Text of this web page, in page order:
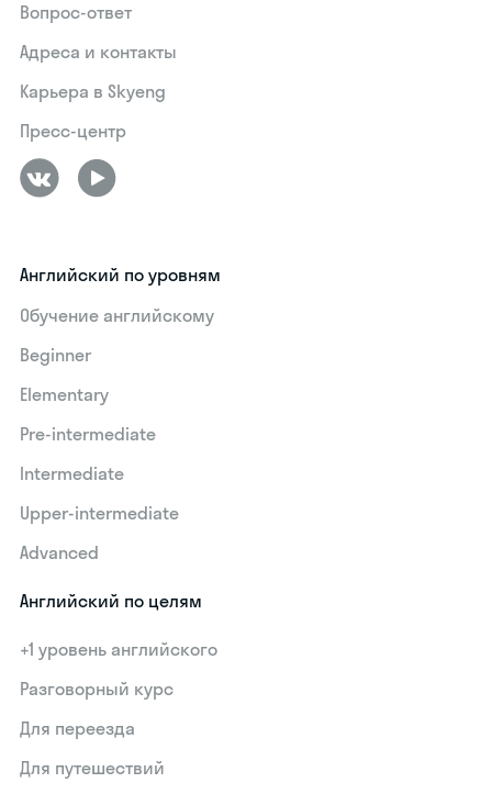
Вопрос-ответ
Адреса и контакты
Карьера в Skyeng
Пресс-центр
Английский по уровням
Обучение английскому
Beginner
Elementary
Pre-intermediate
Intermediate
Upper-intermediate
Advanced
Английский по целям
+1 уровень английского
Разговорный курс
Для переезда
Для путешествий